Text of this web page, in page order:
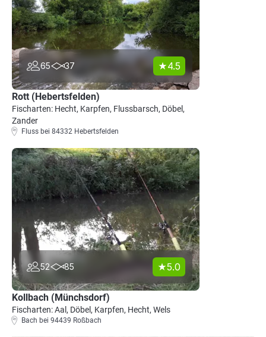
65 37 4.5
Rott (Hebertsfelden)
Fischarten: Hecht, Karpfen, Flussbarsch, Döbel,
Zander
Fluss bei 84332 Hebertsfelden
52 85 5.0
Kollbach (Münchsdorf)
Fischarten: Aal, Döbel, Karpfen, Hecht, Wels
Bach bei 94439 Roßbach